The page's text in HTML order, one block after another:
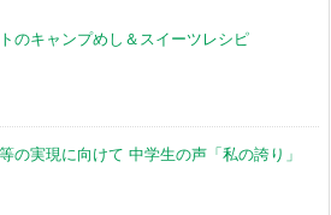
のキャンプめし＆スイーツレシピ
の実現に向けて 中学生の声「私の誇り」